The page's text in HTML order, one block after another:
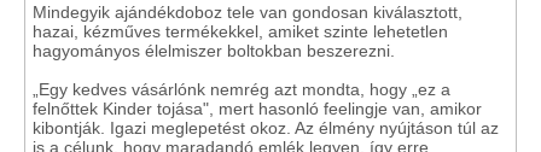
Mindegyik ajándékdoboz tele van gondosan kiválasztott,
hazai, kézműves termékekkel, amiket szinte lehetetlen
hagyományos élelmiszer boltokban beszerezni.
„Egy kedves vásárlónk nemrég azt mondta, hogy „ez a
felnőttek Kinder tojása", mert hasonló feelingje van, amikor
kibontják. Igazi meglepetést okoz. Az élmény nyújtáson túl az
is a célunk, hogy maradandó emlék legyen, így erre